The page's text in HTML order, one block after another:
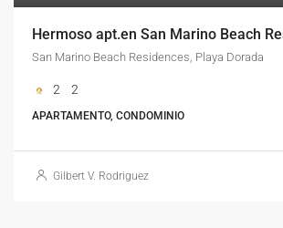
San Marino Beach Residences, Playa Dorada
2 2
APARTAMENTO, CONDOMINIO
Gilbert V. Rodriguez